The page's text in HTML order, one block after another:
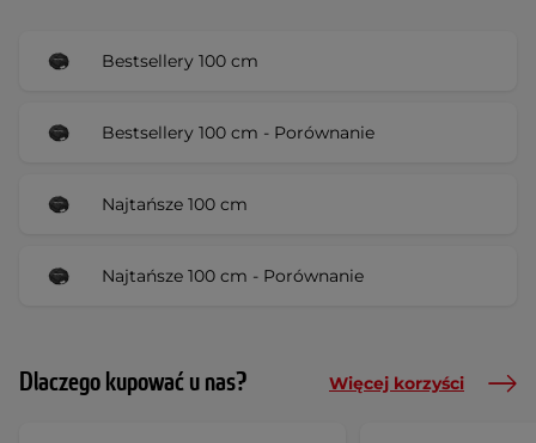
Bestsellery 100 cm
Bestsellery 100 cm - Porównanie
Najtańsze 100 cm
Najtańsze 100 cm - Porównanie
Dlaczego kupować u nas? Więcej korzyści